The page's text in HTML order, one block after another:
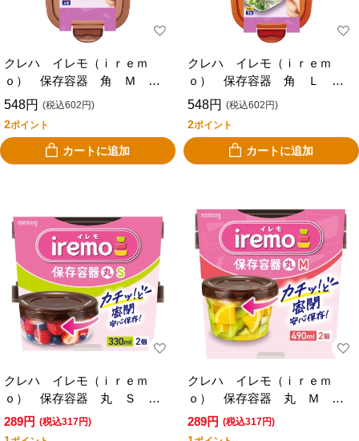
クレハ イレモ（ｉｒｅｍ
ｏ） 保存容器 角 Ｍ ４
個入り
548円 (税込602円)
2ポイント
カートに追加
クレハ イレモ（ｉｒｅｍ
ｏ） 保存容器 角 Ｌ ３
個入り
548円 (税込602円)
2ポイント
カートに追加
クレハ イレモ（ｉｒｅｍ
ｏ） 保存容器 丸 Ｓ ２
個入り
289円 (税込317円)
クレハ イレモ（ｉｒｅｍ
ｏ） 保存容器 丸 Ｍ ２
個入り
289円 (税込317円)